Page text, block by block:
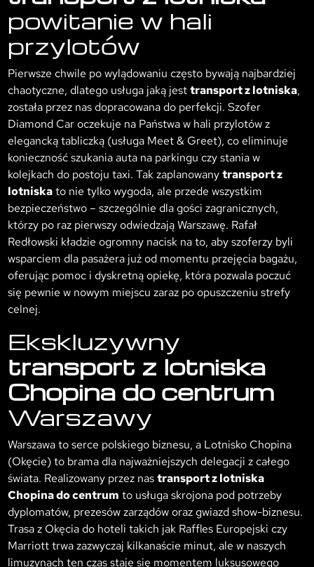
powitanie w hali
przylotów
Pierwsze chwile po wylądowaniu często bywają najbardziej
chaotyczne, dlatego usługa jaką jesttransport z lotniska,
została przez nas dopracowana do perfekcji. Szofer
Diamond Car oczekuje na Państwa w hali przylotów z
elegancką tabliczką (usługa Meet & Greet), co eliminuje
konieczność szukania auta na parkingu czy stania w
kolejkach do postoju taxi. Tak zaplanowanytransport z
lotniskato nie tylko wygoda, ale przede wszystkim
bezpieczeństwo – szczególnie dla gości zagranicznych,
którzy po raz pierwszy odwiedzają Warszawę. Rafał
Redłowski kładzie ogromny nacisk na to, aby szoferzy byli
wsparciem dla pasażera już od momentu przejęcia bagażu,
oferując pomoc i dyskretną opiekę, która pozwala poczuć
się pewnie w nowym miejscu zaraz po opuszczeniu strefy
celnej.
Ekskluzywny
transport z lotniska
Chopina do centrum
Warszawy
Warszawa to serce polskiego biznesu, a Lotnisko Chopina
(Okęcie) to brama dla najważniejszych delegacji z całego
świata. Realizowany przez nastransport z lotniska
Chopina do centrum to usługa skrojona pod potrzeby
dyplomatów, prezesów zarządów oraz gwiazd show-biznesu.
Trasa z Okęcia do hoteli takich jak Raffles Europejski czy
Marriott trwa zazwyczaj kilkanaście minut, ale w naszych
limuzynach ten czas staje się momentem luksusowego